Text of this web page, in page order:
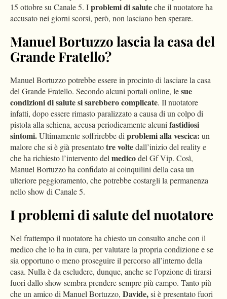
15 ottobre su Canale 5. Iproblemi di saluteche il nuotatore ha
accusato nei giorni scorsi, però, non lasciano ben sperare.
Manuel Bortuzzo lascia la casa del
Grande Fratello?
Manuel Bortuzzo potrebbe essere in procinto di lasciare la casa
del Grande Fratello. Secondo alcuni portali online, lesue
condizioni di salute si sarebbero complicate. Il nuotatore
infatti, dopo essere rimasto paralizzato a causa di un colpo di
pistola alla schiena, accusa periodicamente alcunifastidiosi
sintomi.Ultimamente soffrirebbe diproblemi alla vescica: un
malore che si è già presentatotre voltedall’inizio del reality e
che ha richiesto l’intervento delmedicodel Gf Vip. Così,
Manuel Bortuzzo ha confidato ai coinquilini della casa un
ulteriore peggioramento, che potrebbe costargli la permanenza
nello show di Canale 5.
I problemi di salute del nuotatore
Nel frattempo il nuotatore ha chiesto un consulto anche con il
medico che lo ha in cura, per valutare la propria condizione e se
sia opportuno o meno proseguire il percorso all’interno della
casa. Nulla è da escludere, dunque, anche se l’opzione di tirarsi
fuori dallo show sembra prendere sempre più campo. Tanto più
che un amico di Manuel Bortuzzo, Davide,si è presentato fuori